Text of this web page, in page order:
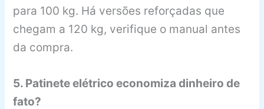
para 100 kg. Há versões reforçadas que
chegam a 120 kg, verifique o manual antes
da compra.
5. Patinete elétrico economiza dinheiro de
fato?